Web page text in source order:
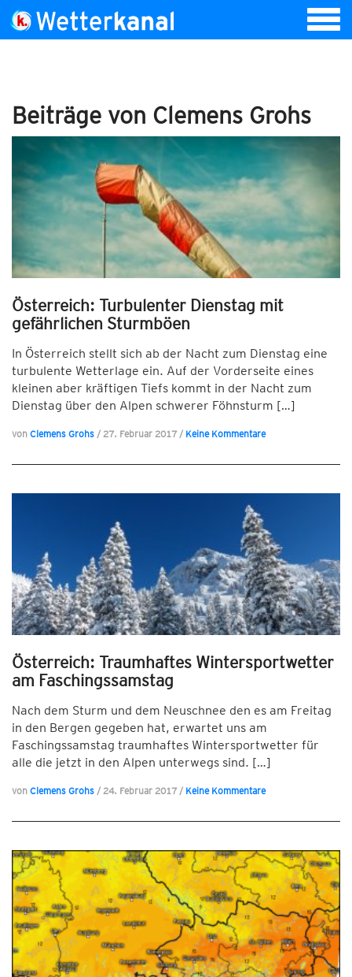
Beiträge von Clemens Grohs
Österreich: Turbulenter Dienstag mit
gefährlichen Sturmböen
In Österreich stellt sich ab der Nacht zum Dienstag eine
turbulente Wetterlage ein. Auf der Vorderseite eines
kleinen aber kräftigen Tiefs kommt in der Nacht zum
Dienstag über den Alpen schwerer Föhnsturm […]
von Clemens Grohs / 27. Februar 2017 / Keine Kommentare
Österreich: Traumhaftes Wintersportwetter
am Faschingssamstag
Nach dem Sturm und dem Neuschnee den es am Freitag
in den Bergen gegeben hat, erwartet uns am
Faschingssamstag traumhaftes Wintersportwetter für
alle die jetzt in den Alpen unterwegs sind. […]
von Clemens Grohs / 24. Februar 2017 / Keine Kommentare